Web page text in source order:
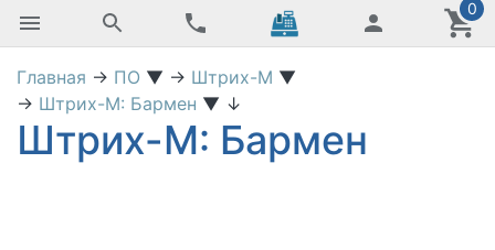
0
Главная → ПО ▼ → Штрих-М ▼
→ Штрих-М: Бармен ▼ ↓
Штрих-М: Бармен